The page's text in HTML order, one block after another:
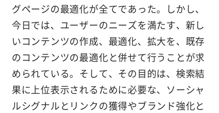
グページの最適化が全てであった。しかし、
今日では、ユーザーのニーズを満たす、新し
いコンテンツの作成、最適化、拡大を、既存
のコンテンツの最適化と併せて行うことが求
められている。そして、その目的は、検索結
果に上位表示されるために必要な、ソーシャ
ルシグナルとリンクの獲得やブランド強化と